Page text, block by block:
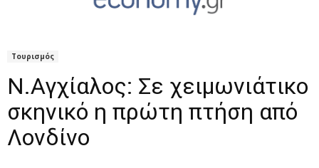
Τουρισμός
Ν.Αγχίαλος: Σε χειμωνιάτικο
σκηνικό η πρώτη πτήση από
Λονδίνο